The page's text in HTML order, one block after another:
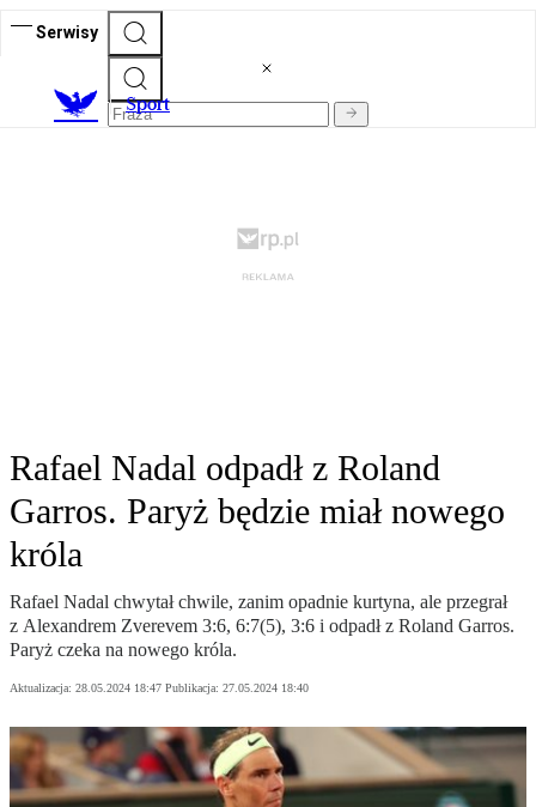
Serwisy
Sport
Rafael Nadal odpadł z Roland
Garros. Paryż będzie miał nowego
króla
Rafael Nadal chwytał chwile, zanim opadnie kurtyna, ale przegrał
z Alexandrem Zverevem 3:6, 6:7(5), 3:6 i odpadł z Roland Garros.
Paryż czeka na nowego króla.
Aktualizacja: 28.05.2024 18:47 Publikacja: 27.05.2024 18:40